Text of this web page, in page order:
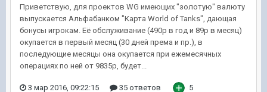
Приветствую, для проектов WG имеющих "золотую" валюту
выпускается Альфабанком "Карта World of Tanks", дающая
бонусы игрокам. Её обслуживание (490р в год и 89р в месяц)
окупается в первый месяц (30 дней према и пр.), в
последующие месяцы она окупается при ежемесячных
операциях по ней от 9835р, будет...
3 мар 2016, 09:22:15 35 ответов 5